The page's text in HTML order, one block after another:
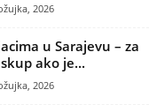
2026
u Sarajevu – za
ako je...
2026